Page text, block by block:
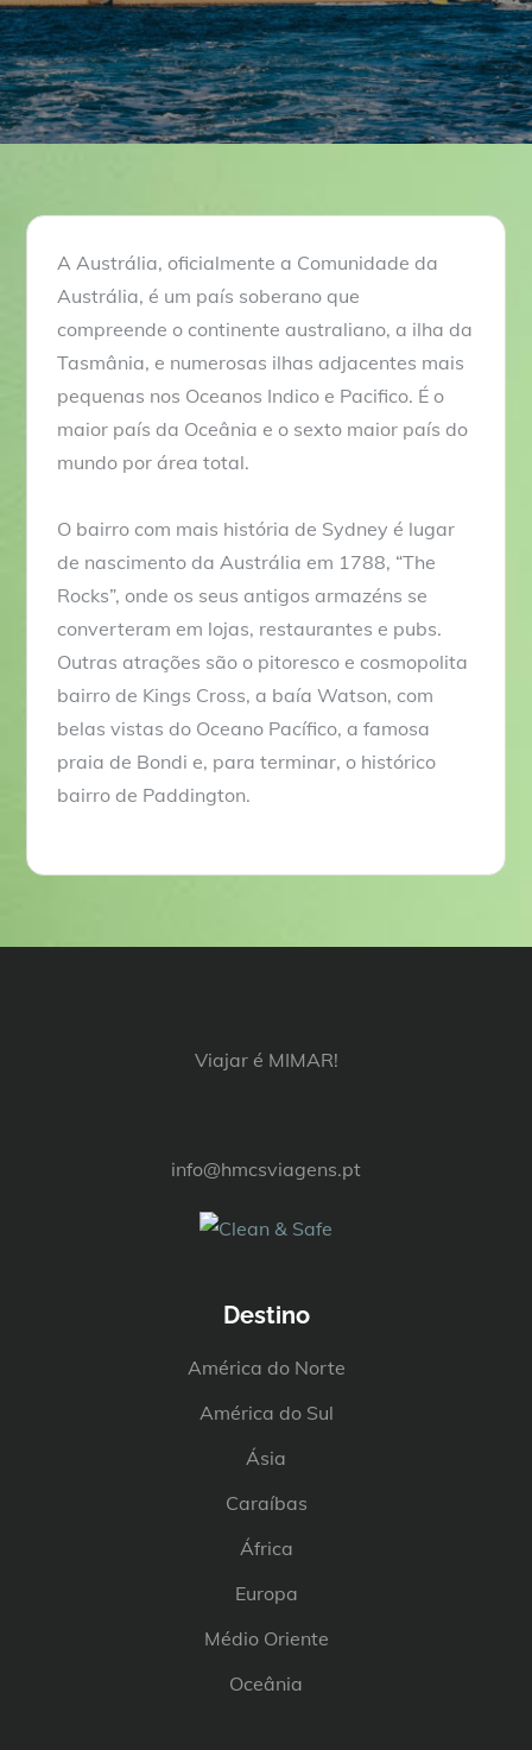
A Austrália, oficialmente a Comunidade da
Austrália, é um país soberano que
compreende o continente australiano, a ilha da
Tasmânia, e numerosas ilhas adjacentes mais
pequenas nos Oceanos Indico e Pacifico. É o
maior país da Oceânia e o sexto maior país do
mundo por área total.
O bairro com mais história de Sydney é lugar
de nascimento da Austrália em 1788, “The
Rocks”, onde os seus antigos armazéns se
converteram em lojas, restaurantes e pubs.
Outras atrações são o pitoresco e cosmopolita
bairro de Kings Cross, a baía Watson, com
belas vistas do Oceano Pacífico, a famosa
praia de Bondi e, para terminar, o histórico
bairro de Paddington.
Viajar é MIMAR!
info@hmcsviagens.pt
Destino
América do Norte
América do Sul
Ásia
Caraíbas
África
Europa
Médio Oriente
Oceânia